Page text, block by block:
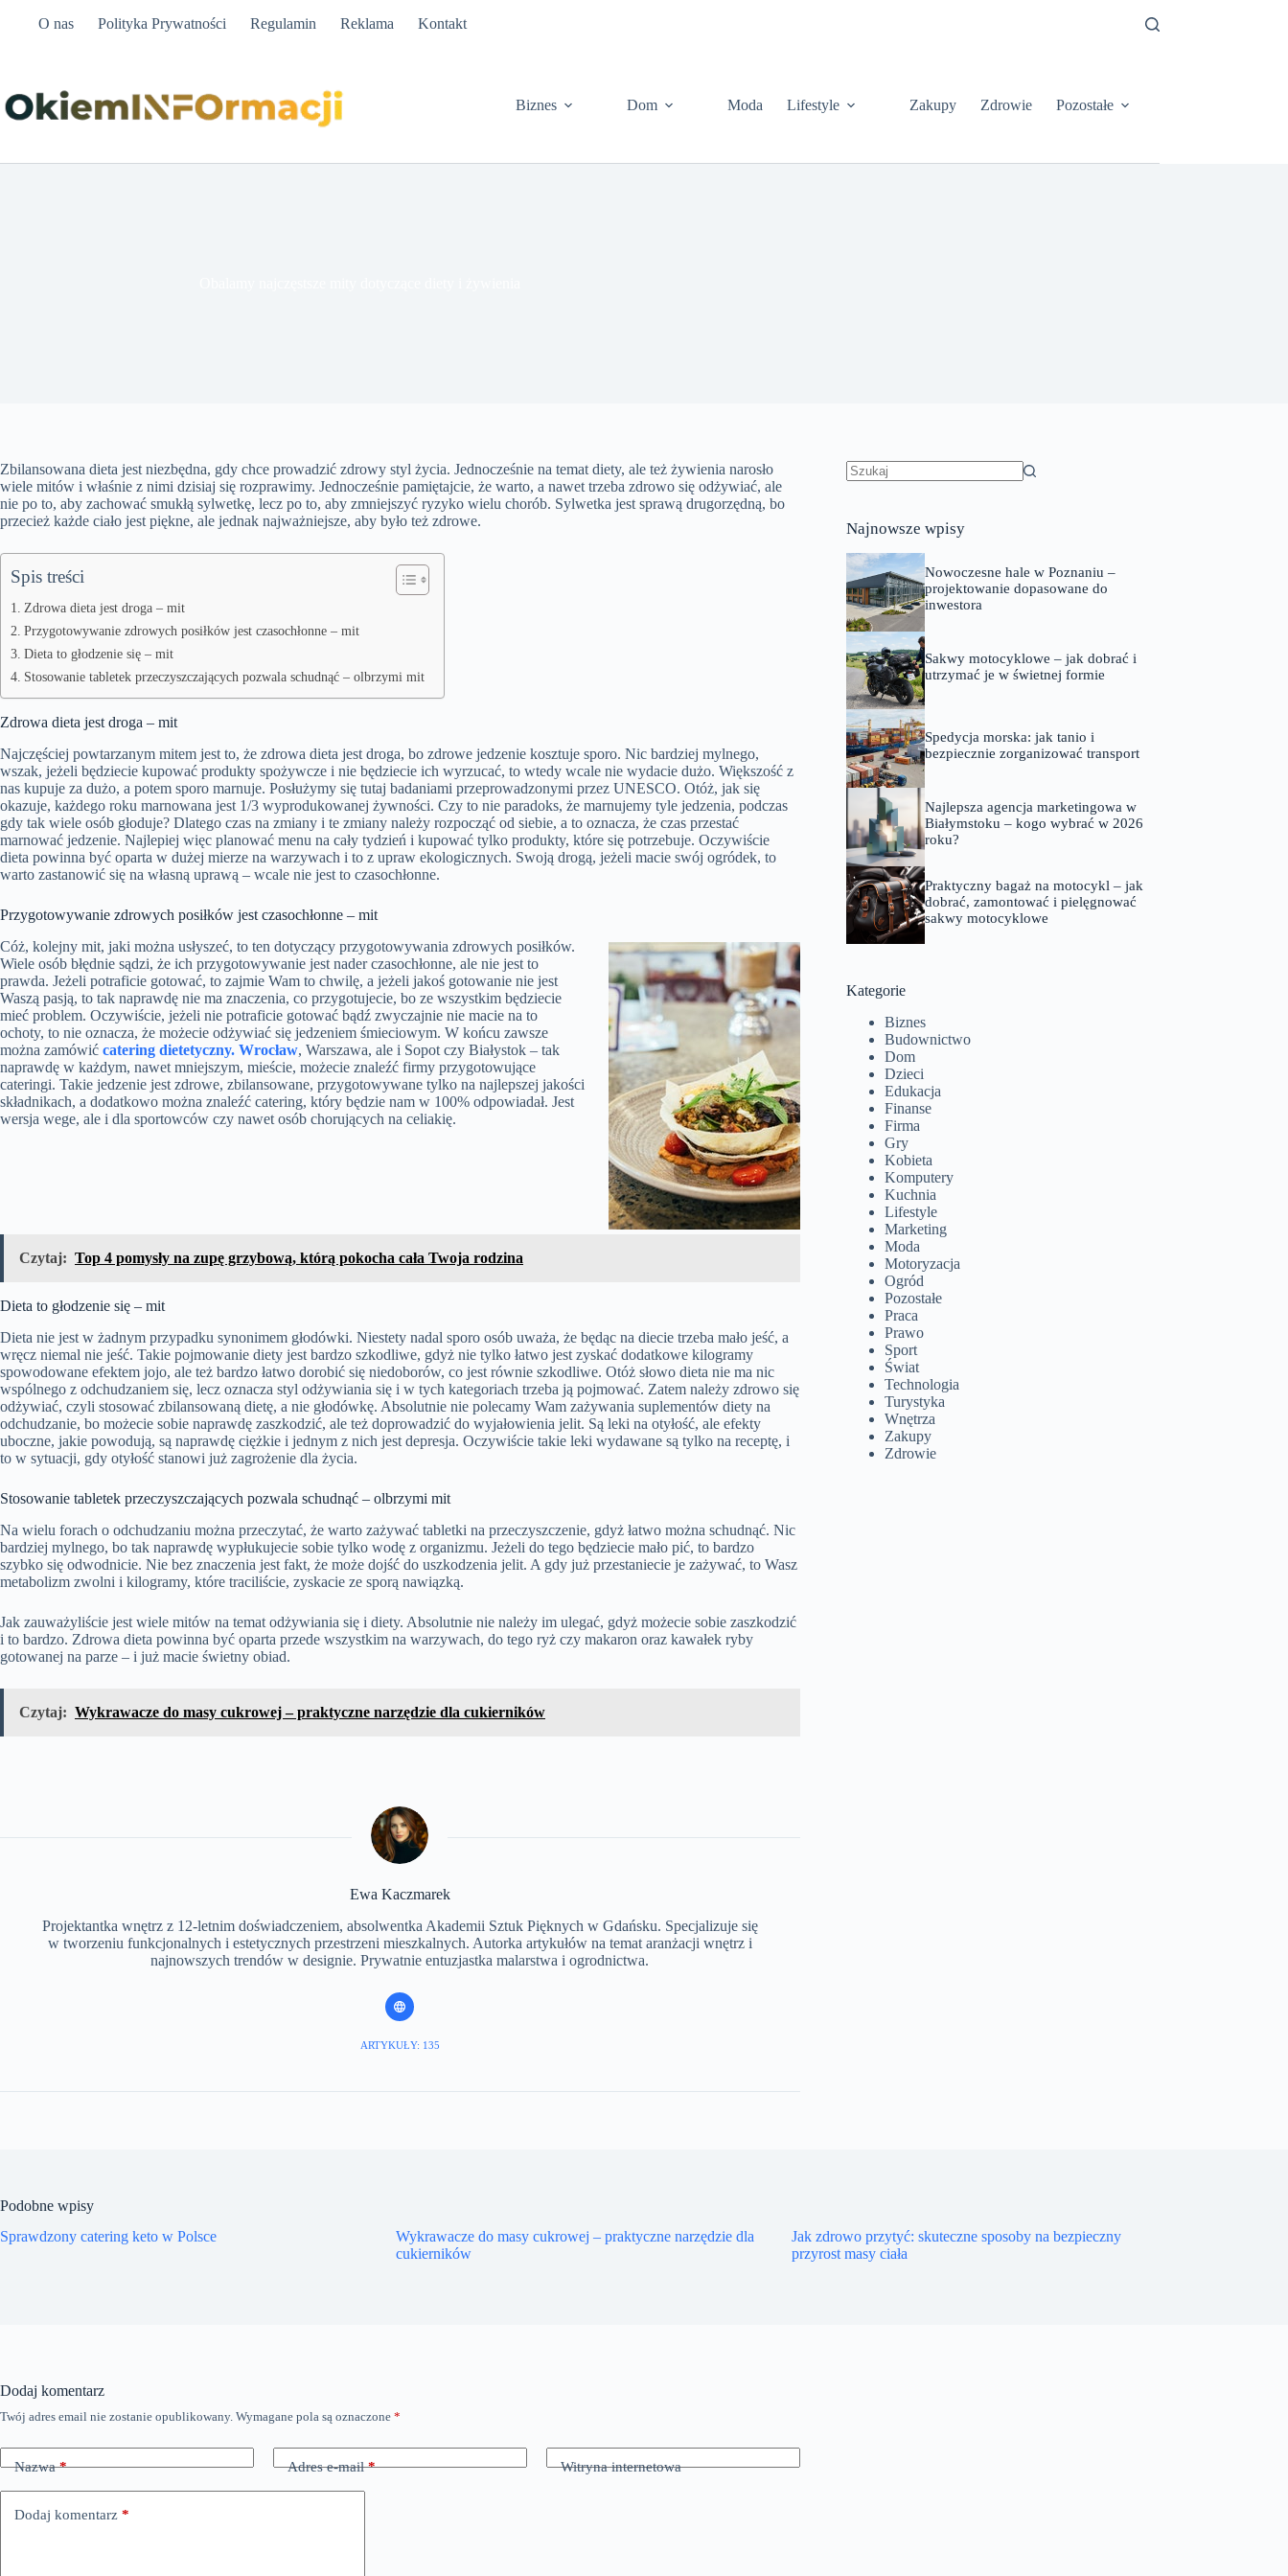
O nas Polityka Prywatności Regulamin Reklama Kontakt
Biznes Dom Moda Lifestyle Zakupy Zdrowie Pozostałe
Zbilansowana dieta jest niezbędna, gdy chce prowadzić zdrowy styl życia. Jednocześnie na temat diety, ale też żywienia narosło
wiele mitów i właśnie z nimi dzisiaj się rozprawimy. Jednocześnie pamiętajcie, że warto, a nawet trzeba zdrowo się odżywiać, ale
nie po to, aby zachować smukłą sylwetkę, lecz po to, aby zmniejszyć ryzyko wielu chorób. Sylwetka jest sprawą drugorzędną, bo
przecież każde ciało jest piękne, ale jednak najważniejsze, aby było też zdrowe.
Spis treści
Zdrowa dieta jest droga – mit
Przygotowywanie zdrowych posiłków jest czasochłonne – mit
Dieta to głodzenie się – mit
Stosowanie tabletek przeczyszczających pozwala schudnąć – olbrzymi mit
Zdrowa dieta jest droga – mit
Najczęściej powtarzanym mitem jest to, że zdrowa dieta jest droga, bo zdrowe jedzenie kosztuje sporo. Nic bardziej mylnego,
wszak, jeżeli będziecie kupować produkty spożywcze i nie będziecie ich wyrzucać, to wtedy wcale nie wydacie dużo. Większość z
nas kupuje za dużo, a potem sporo marnuje. Posłużymy się tutaj badaniami przeprowadzonymi przez UNESCO. Otóż, jak się
okazuje, każdego roku marnowana jest 1/3 wyprodukowanej żywności. Czy to nie paradoks, że marnujemy tyle jedzenia, podczas
gdy tak wiele osób głoduje? Dlatego czas na zmiany i te zmiany należy rozpocząć od siebie, a to oznacza, że czas przestać
marnować jedzenie. Najlepiej więc planować menu na cały tydzień i kupować tylko produkty, które się potrzebuje. Oczywiście
dieta powinna być oparta w dużej mierze na warzywach i to z upraw ekologicznych. Swoją drogą, jeżeli macie swój ogródek, to
warto zastanowić się na własną uprawą – wcale nie jest to czasochłonne.
Przygotowywanie zdrowych posiłków jest czasochłonne – mit
Cóż, kolejny mit, jaki można usłyszeć, to ten dotyczący przygotowywania zdrowych posiłków.
Wiele osób błędnie sądzi, że ich przygotowywanie jest nader czasochłonne, ale nie jest to
prawda. Jeżeli potraficie gotować, to zajmie Wam to chwilę, a jeżeli jakoś gotowanie nie jest
Waszą pasją, to tak naprawdę nie ma znaczenia, co przygotujecie, bo ze wszystkim będziecie
mieć problem. Oczywiście, jeżeli nie potraficie gotować bądź zwyczajnie nie macie na to
ochoty, to nie oznacza, że możecie odżywiać się jedzeniem śmieciowym. W końcu zawsze
można zamówić catering dietetyczny. Wrocław, Warszawa, ale i Sopot czy Białystok – tak
naprawdę w każdym, nawet mniejszym, mieście, możecie znaleźć firmy przygotowujące
cateringi. Takie jedzenie jest zdrowe, zbilansowane, przygotowywane tylko na najlepszej jakości
składnikach, a dodatkowo można znaleźć catering, który będzie nam w 100% odpowiadał. Jest
wersja wege, ale i dla sportowców czy nawet osób chorujących na celiakię.
Czytaj: Top 4 pomysły na zupę grzybową, którą pokocha cała Twoja rodzina
Dieta to głodzenie się – mit
Dieta nie jest w żadnym przypadku synonimem głodówki. Niestety nadal sporo osób uważa, że będąc na diecie trzeba mało jeść, a
wręcz niemal nie jeść. Takie pojmowanie diety jest bardzo szkodliwe, gdyż nie tylko łatwo jest zyskać dodatkowe kilogramy
spowodowane efektem jojo, ale też bardzo łatwo dorobić się niedoborów, co jest równie szkodliwe. Otóż słowo dieta nie ma nic
wspólnego z odchudzaniem się, lecz oznacza styl odżywiania się i w tych kategoriach trzeba ją pojmować. Zatem należy zdrowo się
odżywiać, czyli stosować zbilansowaną dietę, a nie głodówkę. Absolutnie nie polecamy Wam zażywania suplementów diety na
odchudzanie, bo możecie sobie naprawdę zaszkodzić, ale też doprowadzić do wyjałowienia jelit. Są leki na otyłość, ale efekty
uboczne, jakie powodują, są naprawdę ciężkie i jednym z nich jest depresja. Oczywiście takie leki wydawane są tylko na receptę, i
to w sytuacji, gdy otyłość stanowi już zagrożenie dla życia.
Stosowanie tabletek przeczyszczających pozwala schudnąć – olbrzymi mit
Na wielu forach o odchudzaniu można przeczytać, że warto zażywać tabletki na przeczyszczenie, gdyż łatwo można schudnąć. Nic
bardziej mylnego, bo tak naprawdę wypłukujecie sobie tylko wodę z organizmu. Jeżeli do tego będziecie mało pić, to bardzo
szybko się odwodnicie. Nie bez znaczenia jest fakt, że może dojść do uszkodzenia jelit. A gdy już przestaniecie je zażywać, to Wasz
metabolizm zwolni i kilogramy, które traciliście, zyskacie ze sporą nawiązką.
Jak zauważyliście jest wiele mitów na temat odżywiania się i diety. Absolutnie nie należy im ulegać, gdyż możecie sobie zaszkodzić
i to bardzo. Zdrowa dieta powinna być oparta przede wszystkim na warzywach, do tego ryż czy makaron oraz kawałek ryby
gotowanej na parze – i już macie świetny obiad.
Czytaj: Wykrawacze do masy cukrowej – praktyczne narzędzie dla cukierników
​Ewa Kaczmarek
Projektantka wnętrz z 12-letnim doświadczeniem, absolwentka Akademii Sztuk Pięknych w Gdańsku. Specjalizuje się
w tworzeniu funkcjonalnych i estetycznych przestrzeni mieszkalnych. Autorka artykułów na temat aranżacji wnętrz i
najnowszych trendów w designie. Prywatnie entuzjastka malarstwa i ogrodnictwa.​
ARTYKUŁY: 135
Najnowsze wpisy
Nowoczesne hale w Poznaniu –
projektowanie dopasowane do
inwestora
Sakwy motocyklowe – jak dobrać i
utrzymać je w świetnej formie
Spedycja morska: jak tanio i
bezpiecznie zorganizować transport
Najlepsza agencja marketingowa w
Białymstoku – kogo wybrać w 2026
roku?
Praktyczny bagaż na motocykl – jak
dobrać, zamontować i pielęgnować
sakwy motocyklowe
Kategorie
Biznes
Budownictwo
Dom
Dzieci
Edukacja
Finanse
Firma
Gry
Kobieta
Komputery
Kuchnia
Lifestyle
Marketing
Moda
Motoryzacja
Ogród
Pozostałe
Praca
Prawo
Sport
Świat
Technologia
Turystyka
Wnętrza
Zakupy
Zdrowie
Podobne wpisy
Sprawdzony catering keto w Polsce
Wykrawacze do masy cukrowej – praktyczne narzędzie dla
cukierników
Jak zdrowo przytyć: skuteczne sposoby na bezpieczny
przyrost masy ciała
Dodaj komentarz
Twój adres email nie zostanie opublikowany. Wymagane pola są oznaczone *
Nazwa* Adres e-mail* Witryna internetowa
Dodaj komentarz *